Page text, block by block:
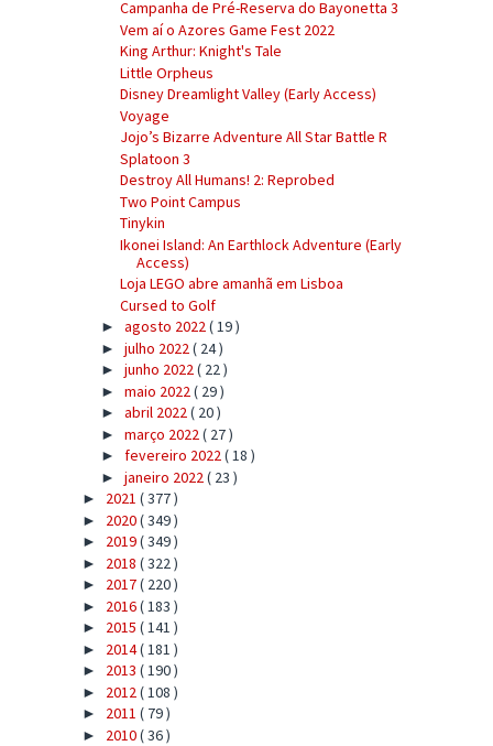
Campanha de Pré-Reserva do Bayonetta 3
Vem aí o Azores Game Fest 2022
King Arthur: Knight's Tale
Little Orpheus
Disney Dreamlight Valley (Early Access)
Voyage
Jojo’s Bizarre Adventure All Star Battle R
Splatoon 3
Destroy All Humans! 2: Reprobed
Two Point Campus
Tinykin
Ikonei Island: An Earthlock Adventure (Early
Access)
Loja LEGO abre amanhã em Lisboa
Cursed to Golf
► agosto 2022( 19 )
► julho 2022( 24 )
► junho 2022( 22 )
► maio 2022( 29 )
► abril 2022( 20 )
► março 2022( 27 )
► fevereiro 2022( 18 )
► janeiro 2022( 23 )
► 2021 ( 377 )
► 2020( 349 )
► 2019( 349 )
► 2018 ( 322 )
► 2017( 220 )
► 2016( 183 )
► 2015 ( 141 )
► 2014( 181 )
► 2013 ( 190 )
► 2012( 108 )
► 2011 ( 79 )
► 2010( 36 )